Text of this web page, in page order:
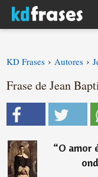
KD Frases › Autores ›
Frase de Jean
“O amor